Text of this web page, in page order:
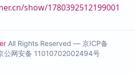
show/1780392512199001
All Rights Reserved — 京ICP备
公网安备 11010702002494号